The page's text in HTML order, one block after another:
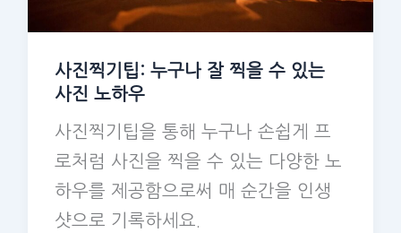
사진찍기팁: 누구나 잘 찍을 수 있는
사진 노하우
사진찍기팁을 통해 누구나 손쉽게 프
로처럼 사진을 찍을 수 있는 다양한 노
하우를 제공함으로써 매 순간을 인생
샷으로 기록하세요.